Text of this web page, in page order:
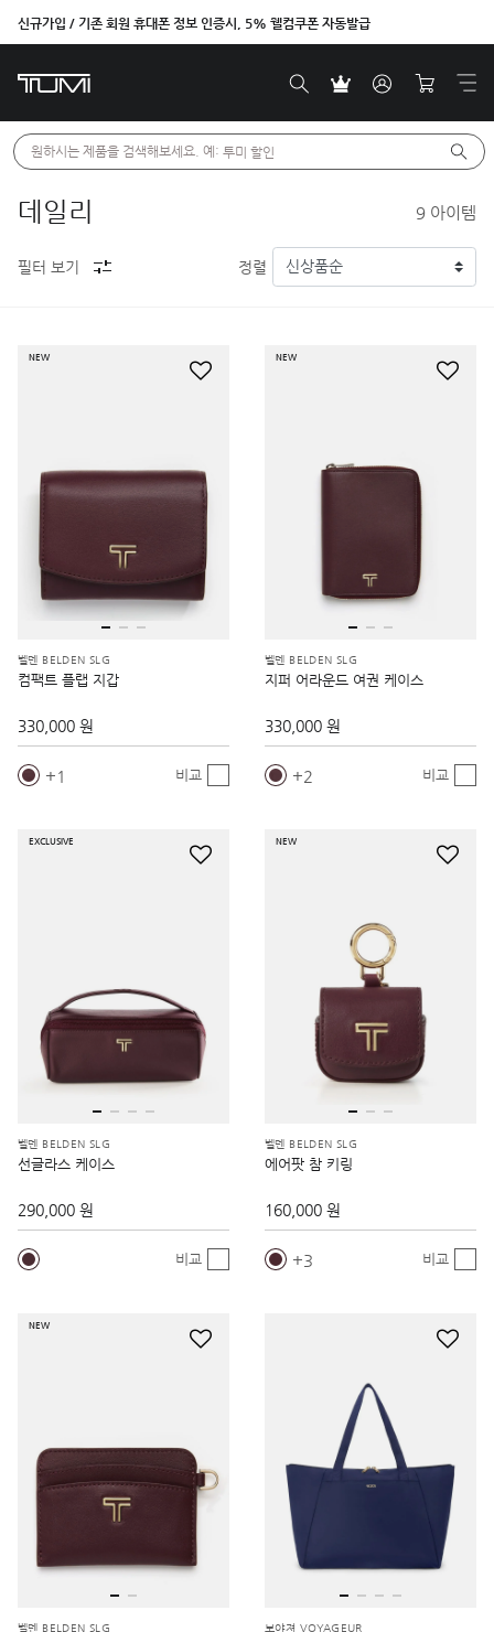
신규가입 / 기존 회원 휴대폰 정보 인증시, 5% 웰컴쿠폰 자동발급
원하시는 제품을 검색해보세요. 예: 투미 할인
데일리 9 아이템
필터 보기 정렬
NEW
벨덴 BELDEN SLG
컴팩트 플랩 지갑
330,000 원
1 비교
NEW
벨덴 BELDEN SLG
지퍼 어라운드 여권 케이스
330,000 원
2 비교
EXCLUSIVE
벨덴 BELDEN SLG
선글라스 케이스
290,000 원
비교
NEW
벨덴 BELDEN SLG
에어팟 참 키링
160,000 원
3 비교
NEW
벨덴 BELDEN SLG 보야져 VOYAGEUR